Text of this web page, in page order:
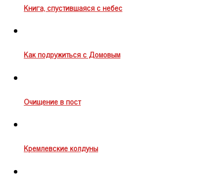
Книга, спустившаяся с небес
Как подружиться с Домовым
Очищение в пост
Кремлевские колдуны